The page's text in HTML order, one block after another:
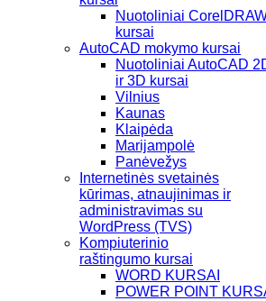
Nuotoliniai
kursai
AutoCAD mokymo kursai
Nuotoliniai AutoCAD
ir 3D kursai
Vilnius
Kaunas
Klaipėda
Marijampolė
Panėvežys
Internetinės svetainės
kūrimas, atnaujinimas ir
administravimas su
WordPress (TVS)
Kompiuterinio
raštingumo kursai
WORD KURSAI
POWER POINT